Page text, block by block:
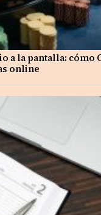
a la pantalla: cómo
online